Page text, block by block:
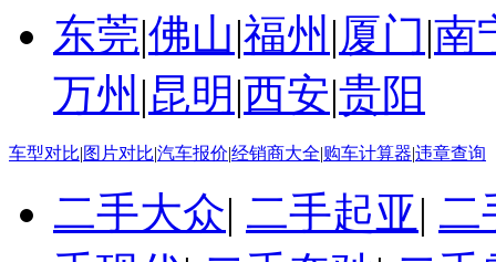
东莞|佛山|福州 |厦门|南
万州 |昆明 |西安|贵阳
车型对比|图片对比|汽车报价|经销商大全|购车计算器|违章查询
二手大众| 二手起亚| 二